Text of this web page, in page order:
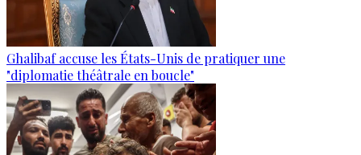
Ghalibaf accuse les États-Unis de pratiquer une
"diplomatie théâtrale en boucle"